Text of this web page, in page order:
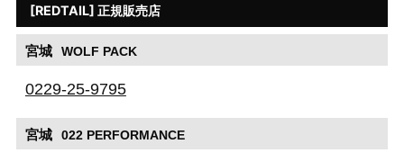
[REDTAIL] 正規販売店
宮城 WOLF PACK
0229-25-9795
宮城 022 PERFORMANCE